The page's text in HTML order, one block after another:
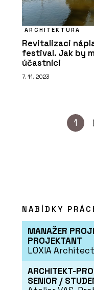
ARCHITEKTURA
Revitalizaci
festival. Jak by
účastníci
7. 11. 2023
1
NABÍDKY
MANAŽER
PROJEKTANT
LOXIA
ARCHITEKT-
SENIOR /